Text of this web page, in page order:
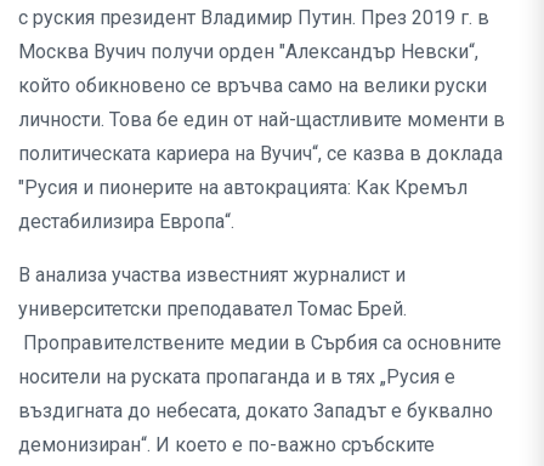
с руския президент Владимир Путин. През 2019 г. в
Москва Вучич получи орден "Александър Невски“,
който обикновено се връчва само на велики руски
личности. Това бе един от най-щастливите моменти в
политическата кариера на Вучич“, се казва в доклада
"Русия и пионерите на автокрацията: Как Кремъл
дестабилизира Европа“.
В анализа участва известният журналист и
университетски преподавател Томас Брей.
Проправителствените медии в Сърбия са основните
носители на руската пропаганда и в тях „Русия е
въздигната до небесата, докато Западът е буквално
демонизиран“. И което е по-важно сръбските